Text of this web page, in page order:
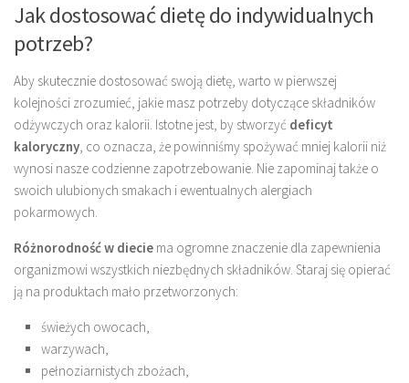
Jak dostosować dietę do indywidualnych
potrzeb?
Aby skutecznie dostosować swoją dietę, warto w pierwszej
kolejności zrozumieć, jakie masz potrzeby dotyczące składników
odżywczych oraz kalorii. Istotne jest, by stworzyć deficyt
kaloryczny, co oznacza, że powinniśmy spożywać mniej kalorii niż
wynosi nasze codzienne zapotrzebowanie. Nie zapominaj także o
swoich ulubionych smakach i ewentualnych alergiach
pokarmowych.
Różnorodność w diecie ma ogromne znaczenie dla zapewnienia
organizmowi wszystkich niezbędnych składników. Staraj się opierać
ją na produktach mało przetworzonych:
świeżych owocach,
warzywach,
pełnoziarnistych zbożach,